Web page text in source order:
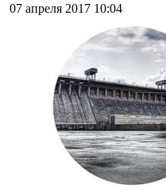
07 апреля 2017 10:04